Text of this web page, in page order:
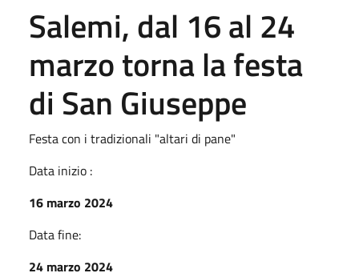
Salemi, dal 16 al 24
marzo torna la festa
di San Giuseppe
Festa con i tradizionali "altari di pane"
Data inizio :
16 marzo 2024
Data fine:
24 marzo 2024